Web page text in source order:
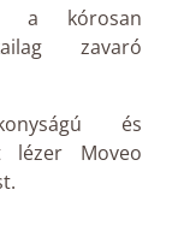
a kórosan
zavaró
és
lézer Moveo